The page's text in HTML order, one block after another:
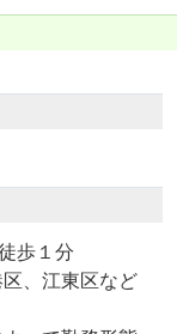
歩１分
、江東区など